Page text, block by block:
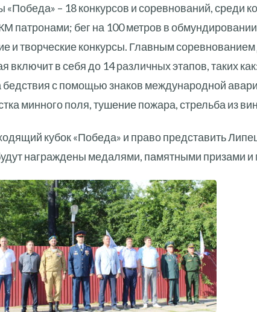
– 18 конкурсов и соревнований, среди
патронами; бег на 100 метров в
и творческие конкурсы. Главным соревнованием
включит в себя до 14 различных этапов, таких
с помощью знаков международной
минного поля, тушение пожара, стрельба из
кубок «Победа» и право представить
награждены медалями, памятными призами и